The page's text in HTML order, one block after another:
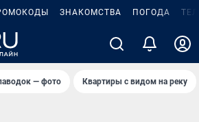
ЗНАКОМСТВА ПОГОДА
— фото Квартиры с видом на реку